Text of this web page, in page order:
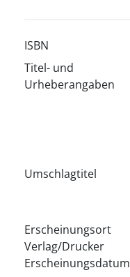
ISBN
Titel- und
Urheberangaben
Umschlagtitel
Erscheinungsort
Verlag/Drucker
Erscheinungsdatum